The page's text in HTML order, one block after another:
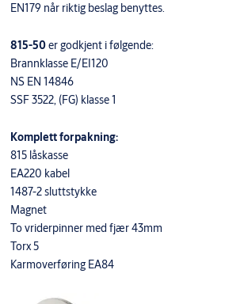
EN179 når riktig beslag benyttes.
815-50er godkjent i følgende:
Brannklasse E/EI120
NS EN 14846
SSF 3522, (FG) klasse 1
Komplett forpakning:
815 låskasse
EA220 kabel
1487-2 sluttstykke
Magnet
To vriderpinner med fjær 43mm
Torx 5
Karmoverføring EA84